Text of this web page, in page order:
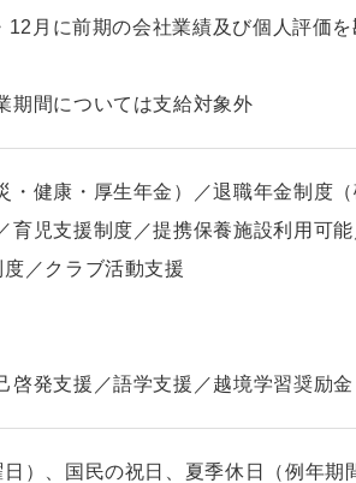
月に前期の会社業績及び個人評価を
期間については支給対象外
・健康・厚生年金）／退職年金制度（
育児支援制度／提携保養施設利用可
／クラブ活動支援
啓発支援／語学支援／越境学習奨励金
）、国民の祝日、夏季休日（例年期